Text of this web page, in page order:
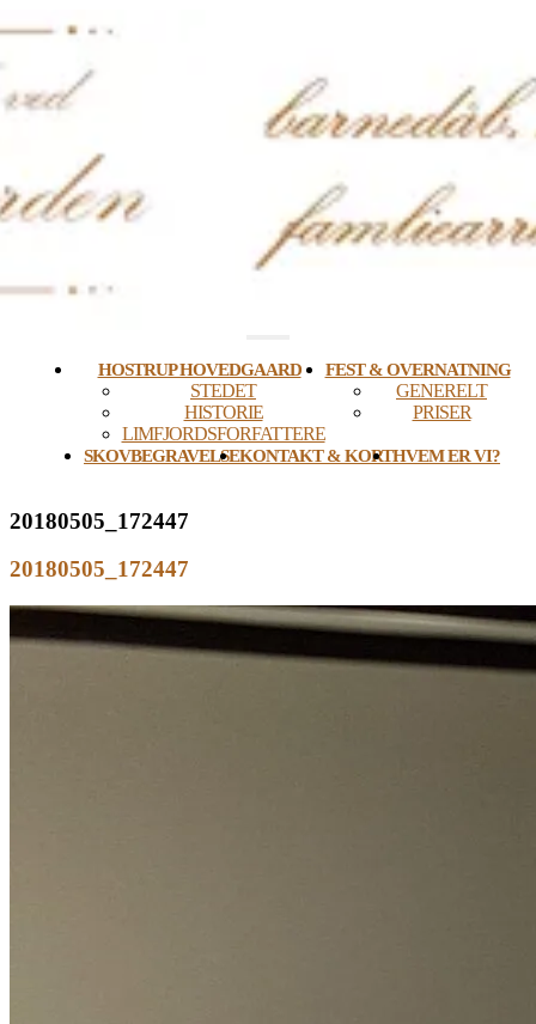
to
HOSTRUP HOVEDGAARD
STEDET
HISTORIE
LIMFJORDSFORFATTERE
FEST & OVERNATNING
GENERELT
PRISER
SKOVBEGRAVELSEKONTAKT & KORTHVEM ER VI?
20180505_172447
20180505_172447